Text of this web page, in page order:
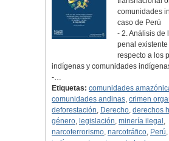
comunidades
caso de Perú
- 2. Análisis de
penal
respecto a los
indígenas y comunidades
-…
Etiquetas: comunidades
comunidades andinas, crimen
deforestación, Derecho, derechos
género, legislación, minería ilegal ,
narcoterrorismo, narcotráfico, Perú,